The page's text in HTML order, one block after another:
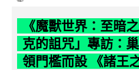
《魔獸世界：至暗
克的詛咒」專訪：
領門檻而設 《諸王